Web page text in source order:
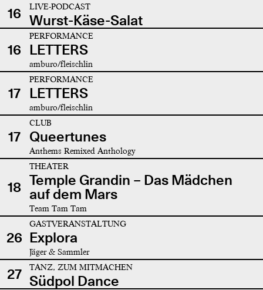
16 LIVE-PODCAST
Wurst-Käse-Salat
16
PERFORMANCE
LETTERS
amburo/fleischlin
17
PERFORMANCE
LETTERS
amburo/fleischlin
17
CLUB
Queertunes
Anthems Remixed Anthology
18
THEATER
Temple Grandin – Das Mädchen
auf dem Mars
Team Tam Tam
26
GASTVERANSTALTUNG
Explora
Jäger & Sammler
27 TANZ, ZUM MITMACHEN
Südpol Dance